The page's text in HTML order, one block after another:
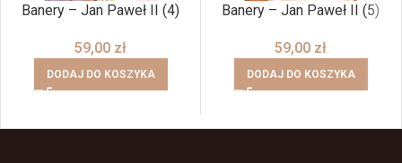
Banery – Jan Paweł II (4)
59,00 zł
DODAJ DO KOSZYKA
Banery – Jan Paweł II (5)
59,00 zł
DODAJ DO KOSZYKA